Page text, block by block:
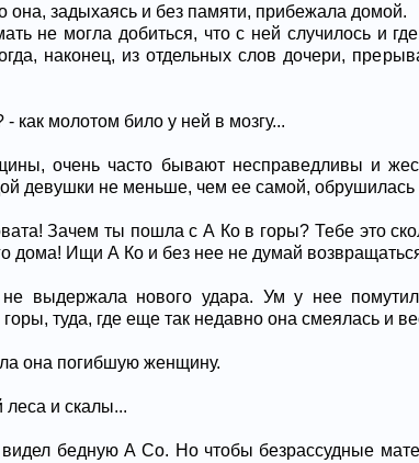
она, задыхаясь и без памяти, прибежала домой.
не могла добиться, что с ней случилось и
наконец, из отдельных слов дочери,
как молотом било у ней в мозгу...
очень часто бывают несправедливы и
девушки не меньше, чем ее самой, обрушилась
Зачем ты пошла с А Ко в горы? Тебе это
дома! Ищи А Ко и без нее не думай
выдержала нового удара. Ум у нее
туда, где еще так недавно она смеялась и
она погибшую женщину.
леса и скалы...
бедную А Со. Но чтобы безрассудные